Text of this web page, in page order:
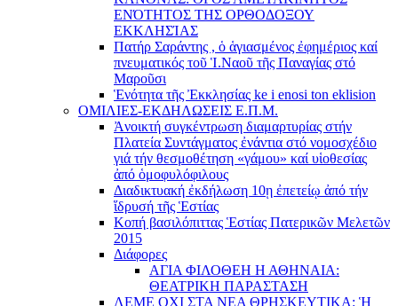
ΕΝΌΤΗΤΟΣ ΤΗΣ ΟΡΘΟΔΟΞΟΥ
ΕΚΚΛΗΣΊΑΣ
Πατήρ Σαράντης , ὁ ἁγιασμένος ἐφημέριος καί
πνευματικός τοῦ Ἱ.Ναοῦ τῆς Παναγίας στό
Μαροῦσι
Ἑνότητα τῆς Ἐκκλησίας ke i enosi ton eklision
ΟΜΙΛΙΕΣ-ΕΚΔΗΛΩΣΕΙΣ Ε.Π.Μ.
Ἀνοικτή συγκέντρωση διαμαρτυρίας στήν
Πλατεία Συντάγματος ἐνάντια στό νομοσχέδιο
γιά τήν θεσμοθέτηση «γάμου» καί υἱοθεσίας
ἀπό ὁμοφυλόφιλους
Διαδικτυακή ἐκδήλωση 10ῃ ἐπετείῳ ἀπό τήν
ἵδρυσή τῆς Ἑστίας
Κοπή βασιλόπιττας Ἑστίας Πατερικῶν Μελετῶν
2015
Διάφορες
ΑΓΙΑ ΦΙΛΟΘΕΗ Η ΑΘΗΝΑΙΑ:
ΘΕΑΤΡΙΚΗ ΠΑΡΑΣΤΑΣΗ
ΛΕΜΕ ΟΧΙ ΣΤΑ ΝΕΑ ΘΡΗΣΚΕΥΤΙΚΑ: Ἡ